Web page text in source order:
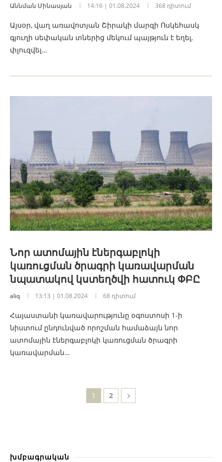
Աննման Մինասյան 14:16 | 01.08.2024 368 դիտում
Այսօր, վաղ առավոտյան Շիրակի մարզի Ոսկեհասկ
գյուղի սեփական տներից մեկում պայթյուն է եղել,
փլուզվել…
Նոր ատոմային էներգաբլոկի
կառուցման ծրագրի կառավարման
նպատակով կստեղծվի հատուկ ՓԲԸ
aliq 13:13 | 01.08.2024 68 դիտում
Հայաստանի կառավարությունը օգոստոսի 1-ի
նիստում ընդունված որոշման համաձայն նոր
ատոմային էներգաբլոկի կառուցման ծրագրի
կառավարման…
1 2
խմբագրական